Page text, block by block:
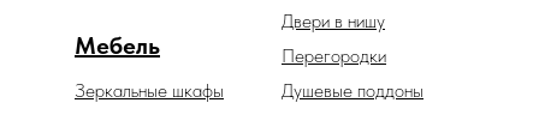
Зеркальные шкафы
Мебель
Двери в нишу
Перегородки
Душевые поддоны